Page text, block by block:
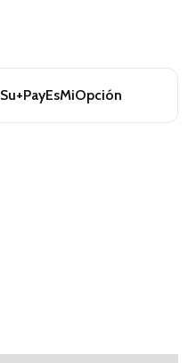
Su+PayEsMiOpción